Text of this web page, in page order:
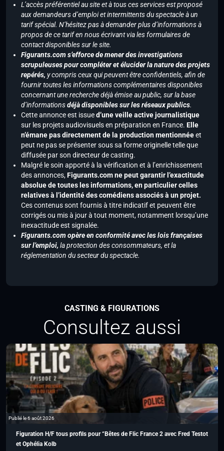
L’accès préférentiel au site et à tous ces services est proposé
aux demandeurs d’emploi et intermittents du spectacle à un
tarif spécial. N’hésitez pas à demander plus d’informations à
propos de ce tarif en nous écrivant via les formulaires de
contact disponibles sur le site.
Figurants.com s’efforce de mener des investigations
scrupuleuses pour compléter et élucider la nature des projets
repérés, y compris ceux qui peuvent être confidentiels, afin de
fournir toutes les informations complémentaires disponibles
concernant une recherche déjà émise au public, sur la base
d’informationsdéjà disponibles sur les réseaux publics.
Cette annonce est issued’une veille active journalistique
sur les projets audiovisuels en préparation en France. Elle
n’émane pas directement de la production mentionnéeet
peut ne pas se présenter sous sa forme originelle telle que
diffusée par son directeur de casting.
Malgré le soin apporté à la vérification et à l’enrichissement
des annonces,Figurants.com ne peut garantir l’exactitude
absolue de toutes les informations, en particulier celles
relatives à l’identité des comédiens associés à un projet.
Ces contenus sont fournis à titre indicatif et peuvent être
corrigés ou mis à jour à tout moment, notamment lorsqu’une
inexactitude est signalée.
Figurants.com opère en conformité avec les lois françaises
sur l’emploi, la protection des consommateurs, et la
réglementation du secteur du spectacle.
CASTING & FIGURATIONS
Consultez aussi
Publié le 6 août 2026
Figuration H/F tous profils pour “Bêtes de Flic France 2 avec Fred Testot
et Ophélia Kolb